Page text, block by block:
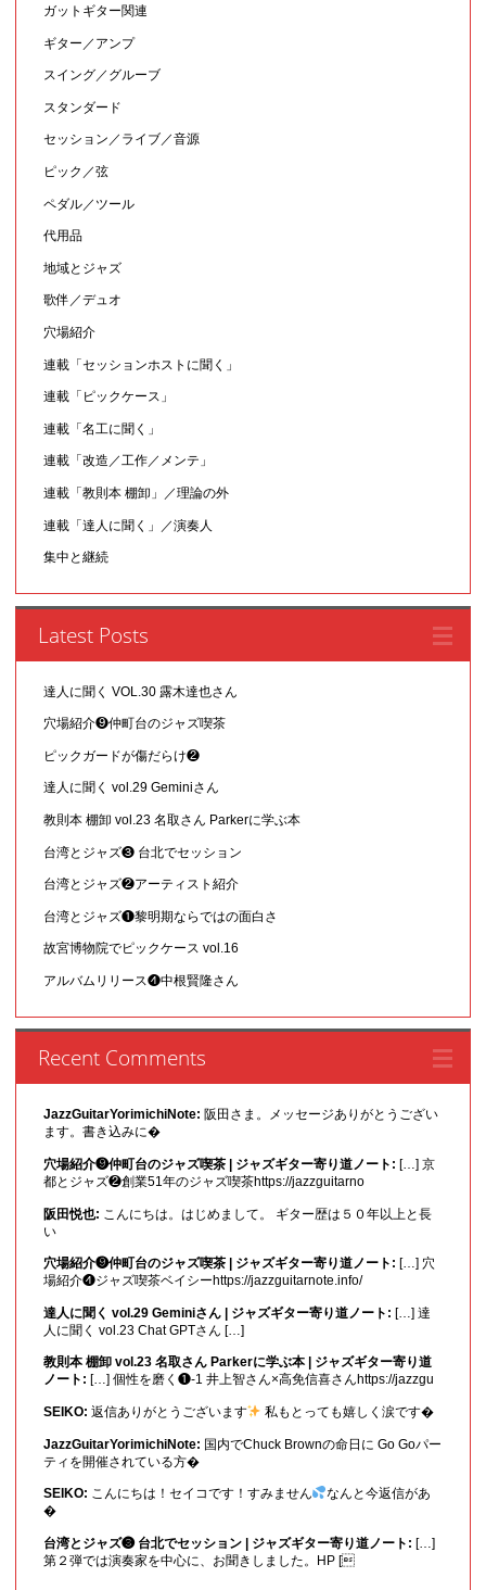
ガットギター関連
ギター／アンプ
スイング／グルーブ
スタンダード
セッション／ライブ／音源
ピック／弦
ペダル／ツール
代用品
地域とジャズ
歌伴／デュオ
穴場紹介
連載「セッションホストに聞く」
連載「ピックケース」
連載「名工に聞く」
連載「改造／工作／メンテ」
連載「教則本 棚卸」／理論の外
連載「達人に聞く」／演奏人
集中と継続
Latest Posts
達人に聞く VOL.30 露木達也さん
穴場紹介❾仲町台のジャズ喫茶
ピックガードが傷だらけ❷
達人に聞く vol.29 Geminiさん
教則本 棚卸 vol.23 名取さん Parkerに学ぶ本
台湾とジャズ❸ 台北でセッション
台湾とジャズ❷アーティスト紹介
台湾とジャズ❶黎明期ならではの面白さ
故宮博物院でピックケース vol.16
アルバムリリース❹中根賢隆さん
Recent Comments
JazzGuitarYorimichiNote: 阪田さま。メッセージありがとうござい
ます。書き込みに�
穴場紹介❾仲町台のジャズ喫茶 | ジャズギター寄り道ノート: […] 京
都とジャズ❷創業51年のジャズ喫茶https://jazzguitarno
阪田悦也: こんにちは。はじめまして。 ギター歴は５０年以上と長
い
穴場紹介❾仲町台のジャズ喫茶 | ジャズギター寄り道ノート: […] 穴
場紹介❹ジャズ喫茶ベイシーhttps://jazzguitarnote.info/
達人に聞く vol.29 Geminiさん | ジャズギター寄り道ノート: […] 達
人に聞く vol.23 Chat GPTさん […]
教則本 棚卸 vol.23 名取さん Parkerに学ぶ本 | ジャズギター寄り道
ノート: […] 個性を磨く❶-1 井上智さん×高免信喜さんhttps://jazzgu
SEIKO: 返信ありがとうございます 私もとっても嬉しく涙です�
JazzGuitarYorimichiNote: 国内でChuck Brownの命日に Go Goパー
ティを開催されている方�
SEIKO: こんにちは！セイコです！すみません
なんと今返信があ
�
台湾とジャズ❸ 台北でセッション | ジャズギター寄り道ノート: […]
第２弾では演奏家を中心に、お聞きしました。HP [